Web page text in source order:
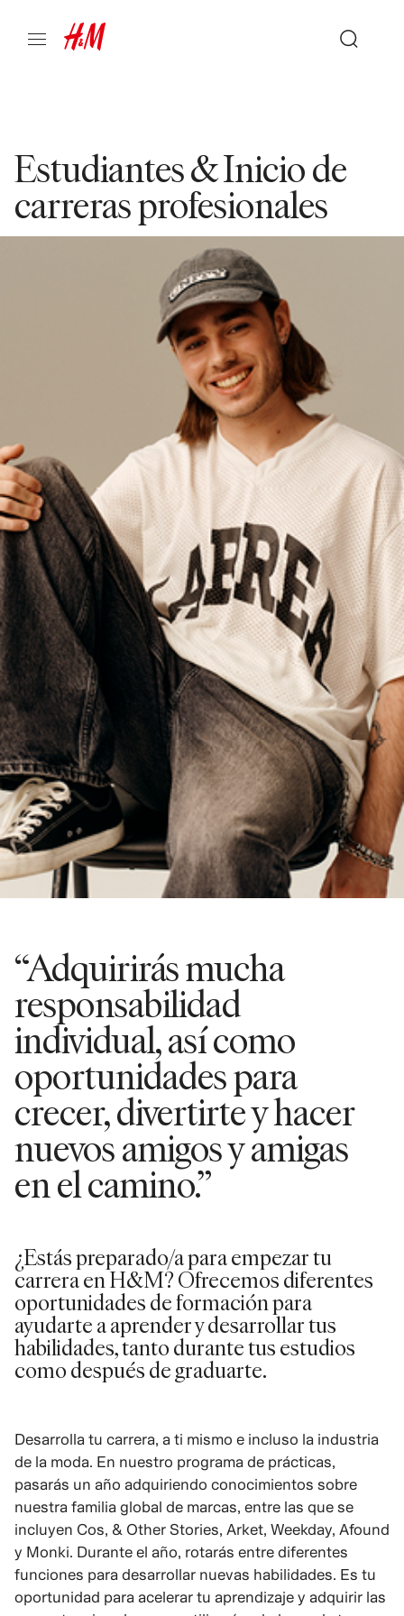
Estudiantes & Inicio de
carreras profesionales
“Adquirirás mucha
responsabilidad
individual, así como
oportunidades para
crecer, divertirte y hacer
nuevos amigos y amigas
en el camino.”
¿Estás preparado/a para empezar tu
carrera en H&M? Ofrecemos diferentes
oportunidades de formación para
ayudarte a aprender y desarrollar tus
habilidades, tanto durante tus estudios
como después de graduarte.
Desarrolla tu carrera, a ti mismo e incluso la industria
de la moda. En nuestro programa de prácticas,
pasarás un año adquiriendo conocimientos sobre
nuestra familia global de marcas, entre las que se
incluyen Cos, & Other Stories, Arket, Weekday, Afound
y Monki. Durante el año, rotarás entre diferentes
funciones para desarrollar nuevas habilidades. Es tu
oportunidad para acelerar tu aprendizaje y adquirir las